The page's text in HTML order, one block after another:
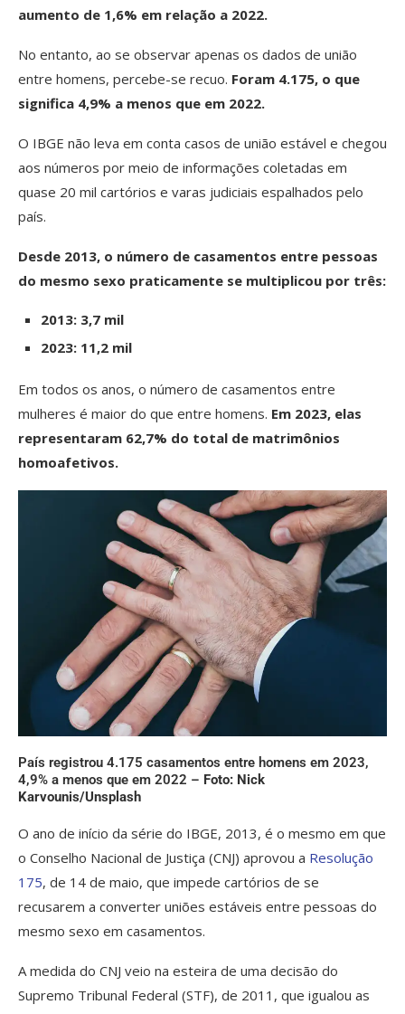
aumento de 1,6% em relação a 2022.
No entanto, ao se observar apenas os dados de união
entre homens, percebe-se recuo. Foram 4.175, o que
significa 4,9% a menos que em 2022.
O IBGE não leva em conta casos de união estável e chegou
aos números por meio de informações coletadas em
quase 20 mil cartórios e varas judiciais espalhados pelo
país.
Desde 2013, o número de casamentos entre pessoas
do mesmo sexo praticamente se multiplicou por três:
2013: 3,7 mil
2023: 11,2 mil
Em todos os anos, o número de casamentos entre
mulheres é maior do que entre homens. Em 2023, elas
representaram 62,7% do total de matrimônios
homoafetivos.
País registrou 4.175 casamentos entre homens em 2023,
4,9% a menos que em 2022 – Foto: Nick
Karvounis/Unsplash
O ano de início da série do IBGE, 2013, é o mesmo em que
o Conselho Nacional de Justiça (CNJ) aprovou a Resolução
175, de 14 de maio, que impede cartórios de se
recusarem a converter uniões estáveis entre pessoas do
mesmo sexo em casamentos.
A medida do CNJ veio na esteira de uma decisão do
Supremo Tribunal Federal (STF), de 2011, que igualou as